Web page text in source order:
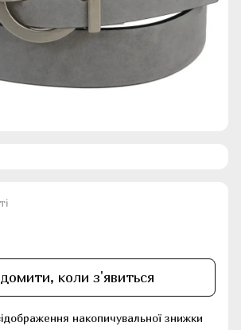
коли з'явиться
накопичувальної знижки